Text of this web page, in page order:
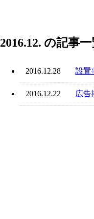
2016.12. の記事
2016.12.28 設置
2016.12.22 広告